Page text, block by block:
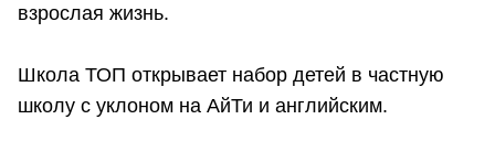
взрослая жизнь.
Школа ТОП открывает набор детей в частную
школу с уклоном на АйТи и английским.